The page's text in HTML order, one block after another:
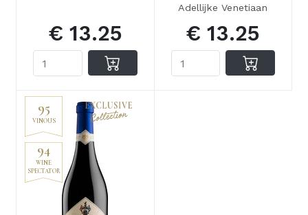
€ 13.25
Adellijke Venetiaan
€ 13.25
95
VINOUS
94
WINE
SPECTATOR